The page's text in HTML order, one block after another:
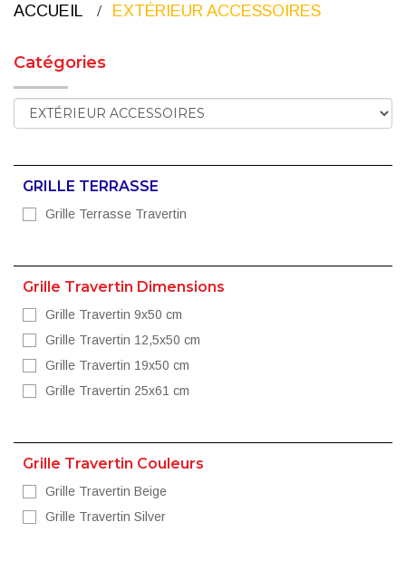
ACCUEIL EXTÉRIEUR ACCESSOIRES
Catégories
GRILLE TERRASSE
Grille Terrasse Travertin
Grille Travertin Dimensions
Grille Travertin 9x50 cm
Grille Travertin 12,5x50 cm
Grille Travertin 19x50 cm
Grille Travertin 25x61 cm
Grille Travertin Couleurs
Grille Travertin Beige
Grille Travertin Silver